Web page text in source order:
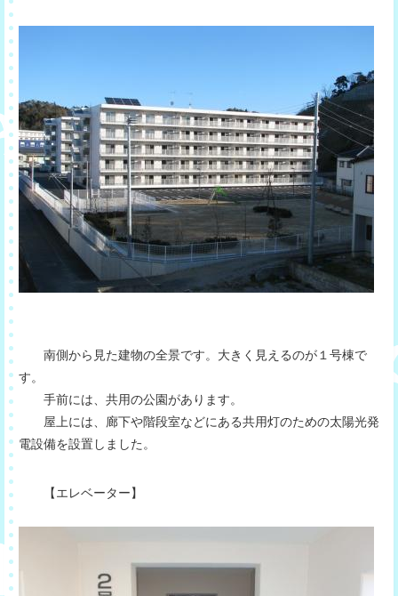
南側から見た建物の全景です。大きく見えるのが１号棟で
す。
手前には、共用の公園があります。
屋上には、廊下や階段室などにある共用灯のための太陽光発
電設備を設置しました。
【エレベーター】